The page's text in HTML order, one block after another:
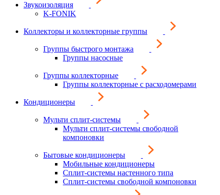
Звукоизоляция
K-FONIK
Коллекторы и коллекторные группы
Группы быстрого монтажа
Группы насосные
Группы коллекторные
Группы коллекторные с расходомерами
Кондиционеры
Мульти сплит-системы
Мульти сплит-системы свободной
компоновки
Бытовые кондиционеры
Мобильные кондиционеры
Сплит-системы настенного типа
Сплит-системы свободной компоновки